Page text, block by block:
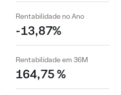
Rentabilidade no Ano
-13,87%
Rentabilidade em 36M
164,75 %